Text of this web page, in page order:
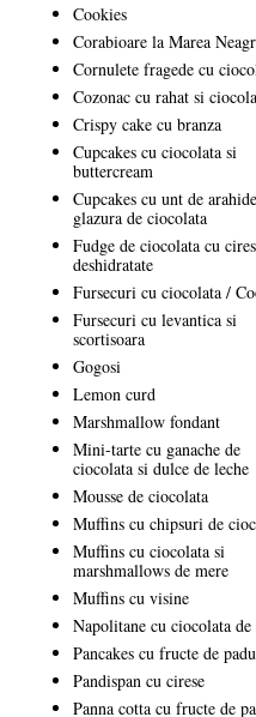
Cookies
Corabioare la Marea
Cornulete fragede cu
Cozonac cu rahat si
Crispy cake cu branza
Cupcakes cu ciocolata si
buttercream
Cupcakes cu unt de
glazura de ciocolata
Fudge de ciocolata cu
deshidratate
Fursecuri cu ciocolata /
Fursecuri cu levantica si
scortisoara
Gogosi
Lemon curd
Marshmallow fondant
Mini-tarte cu ganache de
ciocolata si dulce de leche
Mousse de ciocolata
Muffins cu chipsuri de
Muffins cu ciocolata si
marshmallows de mere
Muffins cu visine
Napolitane cu ciocolata de
Pancakes cu fructe de
Pandispan cu cirese
Panna cotta cu fructe de